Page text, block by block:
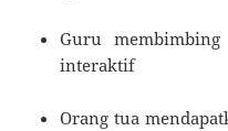
Guru
interaktif
Orang tua